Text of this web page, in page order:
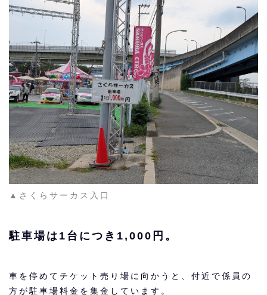
▲さくらサーカス入口
駐車場は1台につき1,000円。
車を停めてチケット売り場に向かうと、付近で係員の
方が駐車場料金を集金しています。